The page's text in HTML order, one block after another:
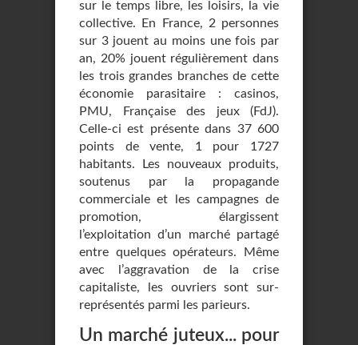
sur le temps libre, les loisirs, la vie
collective. En France, 2 personnes
sur 3 jouent au moins une fois par
an, 20% jouent régulièrement dans
les trois grandes branches de cette
économie parasitaire : casinos,
PMU, Française des jeux (FdJ).
Celle-ci est présente dans 37 600
points de vente, 1 pour 1727
habitants. Les nouveaux produits,
soutenus par la propagande
commerciale et les campagnes de
promotion, élargissent
l’exploitation d’un marché partagé
entre quelques opérateurs. Même
avec l’aggravation de la crise
capitaliste, les ouvriers sont sur-
représentés parmi les parieurs.
Un marché juteux... pour